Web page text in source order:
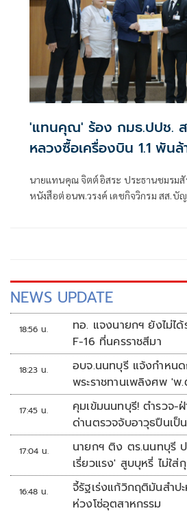
'แทนคุณ' ร้อง กมธ.ปปช.
หลวงซื้อเครื่องบิน 1.1 พัน
นายแทนคุณ จิตต์อิสระ ประธานชมรม
หนังสือต่อนพ.วรงค์ เดชกิจวิกรม สส.บั
NEWS UPDATE
18:56 น.
ทอ. แจงนายกฯ ยังไม่ไ
F-16 ที่นครราชสีมา
18:23 น.
อบจ.นนทบุรี แจ้งกำหน
พระราชทานเพลิงศพ 'พ
ประเสริฐ'
17:45 น.
คุมเข้มนนทบุรี! ตำรวจ-
ด่านตรวจจับอาวุธปืนเป็
17:04 น.
นายกฯ ติง ตร.นนทบุรี
เรี่ยวแรง' สูบบุหรี่ ไม่ใ
16:48 น.
จี้รัฐเร่งแก้วิกฤติมันสำป
ห่วงโซ่อุตสาหกรรม